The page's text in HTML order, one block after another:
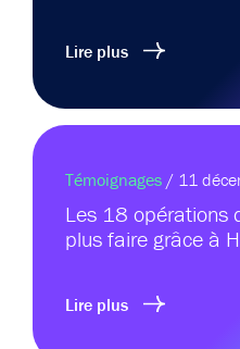
Lire plus
Témoignages / 11
Les 18 opérations
plus faire grâce à
Lire plus